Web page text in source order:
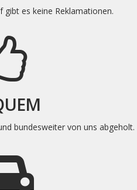
gibt es keine Reklamationen.
bundesweiter von uns abgeholt.